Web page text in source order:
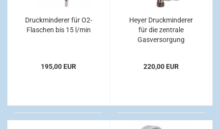
Druckminderer für O2-
Flaschen bis 15 l/min
195,00 EUR
Heyer Druckminderer
für die zentrale
Gasversorgung
220,00 EUR